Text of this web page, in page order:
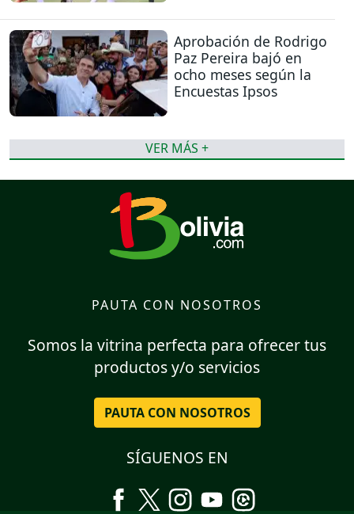
Aprobación de Rodrigo
Paz Pereira bajó en
ocho meses según la
Encuestas Ipsos
VER MÁS +
PAUTA CON NOSOTROS
Somos la vitrina perfecta para ofrecer tus
productos y/o servicios
PAUTA CON NOSOTROS
SÍGUENOS EN